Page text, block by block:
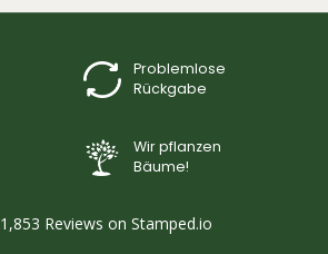
Problemlose
Rückgabe
Wir pflanzen
Bäume!
1,853 Reviews on Stamped.io